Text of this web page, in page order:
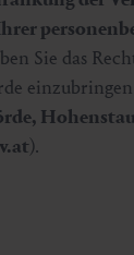
Sie das
).